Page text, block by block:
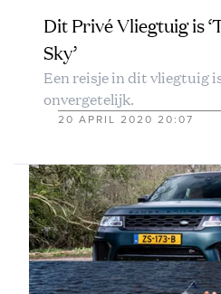
Dit Privé Vliegtuig is
Sky’
Een reisje in dit vliegtuig
onvergetelijk.
20 APRIL 2020 20:07